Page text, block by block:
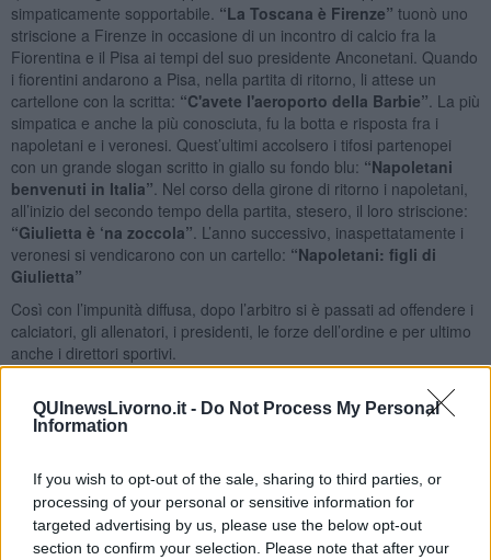
QUInewsLivorno.it - Do Not Process My Personal
Information
If you wish to opt-out of the sale, sharing to third parties, or
processing of your personal or sensitive information for
targeted advertising by us, please use the below opt-out
section to confirm your selection. Please note that after your
simpaticamente sopportabile. “La Toscana è Firenze” tuonò uno
striscione a Firenze in occasione di un incontro di calcio fra la
Fiorentina e il Pisa ai tempi del suo presidente Anconetani. Quando
i fiorentini andarono a Pisa, nella partita di ritorno, li attese un
cartellone con la scritta: “C'avete l'aeroporto della Barbie” . La più
simpatica e anche la più conosciuta, fu la botta e risposta fra i
napoletani e i veronesi. Quest’ultimi accolsero i tifosi partenopei
con un grande slogan scritto in giallo su fondo blu: “Napoletani
benvenuti in Italia” . Nel corso della girone di ritorno i napoletani,
all’inizio del secondo tempo della partita, stesero, il loro striscione:
“Giulietta è ‘na zoccola” . L’anno successivo, inaspettatamente i
veronesi si vendicarono con un cartello: “Napoletani: figli di
Giulietta”
Così con l’impunità diffusa, dopo l’arbitro si è passati ad offendere i
calciatori, gli allenatori, i presidenti, le forze dell’ordine e per ultimo
anche i direttori sportivi.
Primi anni 2000, la locale compagine sportiva militava nelle serie
minori. Dopo diversi anni passati in C2 e un anno in C1, a causa di
una nerissima crisi societaria e del disamoramento dei tifosi, la
Ci fu un tentativo di rilancio e diversi presidenti si alternarono alla
guida della società sportiva. Uno di essi riuscì a ingaggiare un
discusso direttore sportivo. Fu accolto con due sentimenti. Il primo
di sospetto perché si conoscevano i sui trascorsi moralmente